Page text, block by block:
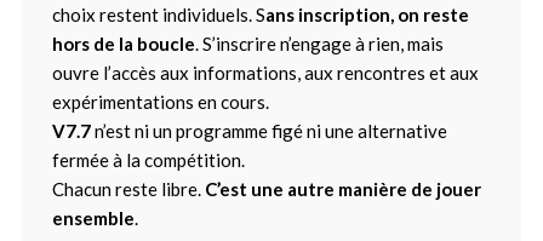
choix restent individuels. Sans inscription, on reste
hors de la boucle. S’inscrire n’engage à rien, mais
ouvre l’accès aux informations, aux rencontres et aux
expérimentations en cours.
V7.7n’est ni un programme figé ni une alternative
fermée à la compétition.
Chacun reste libre. C’est une autre manière de jouer
ensemble.